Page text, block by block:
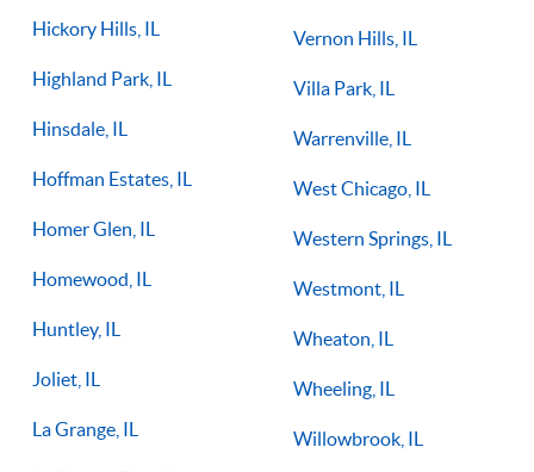
Hickory Hills, IL
Highland Park, IL
Hinsdale, IL
Hoffman Estates, IL
Homer Glen, IL
Homewood, IL
Huntley, IL
Joliet, IL
La Grange, IL
Vernon Hills, IL
Villa Park, IL
Warrenville, IL
West Chicago, IL
Western Springs, IL
Westmont, IL
Wheaton, IL
Wheeling, IL
Willowbrook, IL